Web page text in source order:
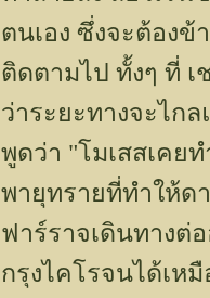
ตนเอง ซึ่งจะต้องข้
ติดตามไป ทั้งๆ ที่
ว่าระยะทางจะไก
พูดว่า "โมเสสเคย
พายุทรายที่ทำให้ด
ฟาร์ราจเดินทางต่
กรุงไคโรจนได้เห